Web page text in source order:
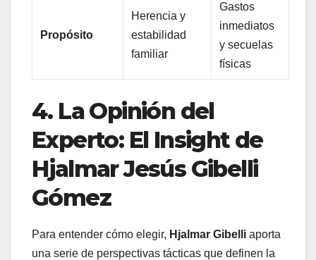
Propósito
Herencia y
estabilidad
familiar
Gastos
inmediatos
y secuelas
físicas
4. La Opinión del
Experto: El Insight de
Hjalmar Jesús Gibelli
Gómez
Para entender cómo elegir, Hjalmar Gibelli aporta
una serie de perspectivas tácticas que definen la